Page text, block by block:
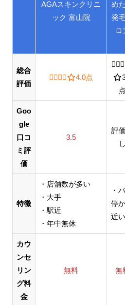
AGAスキンクリニ
ック 富山院
め
発
ロ
総合
評価
4.0 out of 5.0
4.0点
点
Goo
gle
口コ
ミ評
価
3.5
評
し
特徴
・店舗数が多い
・大手
・駅近
・年中無休
・
停
近い
カウ
ンセ
リン
グ料
金
無料 無